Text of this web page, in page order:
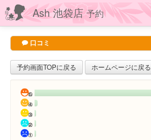
Ash 池袋店予約
口コミ
予約画面TOPに戻る ホームページに戻る